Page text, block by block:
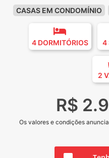
CASAS EM CONDOMÍNIO
4 DORMITÓRIOS 4
2
R$
Os valores e condições